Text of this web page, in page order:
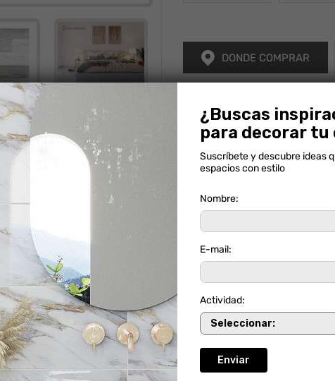
el tono puede variar.
DONDE COMPRAR
Calculadora Alto
ORIGEN:COLOMBIA SKU:
¿Buscas
para decorar tu
Suscríbete y descubre ideas
espacios con estilo
Nombre:
E-mail:
Actividad: